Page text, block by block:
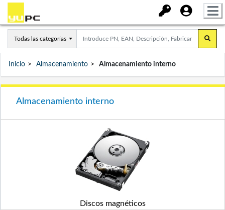
Todas las categorías
Inicio Almacenamiento Almacenamiento interno
Almacenamiento interno
Discos magnéticos